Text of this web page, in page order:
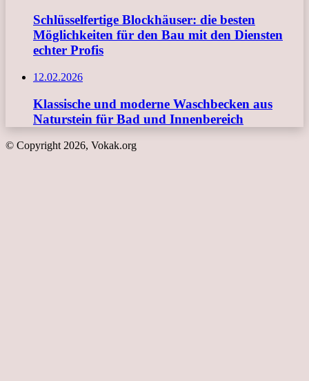
Schlüsselfertige Blockhäuser: die besten
Möglichkeiten für den Bau mit den Diensten
echter Profis
12.02.2026
Klassische und moderne Waschbecken aus
Naturstein für Bad und Innenbereich
© Copyright 2026, Vokak.org